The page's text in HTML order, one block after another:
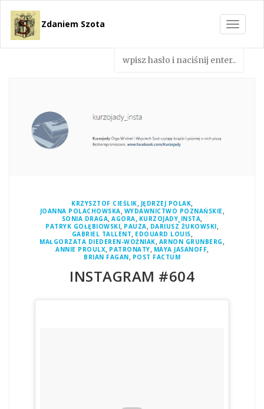
Toggle
Zdaniem Szota
KRZYSZTOF CIEŚLIK, JĘDRZEJ POLAK,
JOANNA POLACHOWSKA, WYDAWNICTWO POZNAŃSKIE,
SONIA DRAGA,AGORA, KURZOJADY_INSTA,
PATRYK GOŁĘBIOWSKI, PAUZA, DARIUSZ ŻUKOWSKI,
GABRIEL TALLENT, EDOUARD LOUIS,
MAŁGORZATA DIEDEREN-WOŹNIAK, ARNON GRUNBERG ,
ANNIE PROULX, PATRONATY, MAYA JASANOFF,
BRIAN FAGAN, POST FACTUM
INSTAGRAM #604